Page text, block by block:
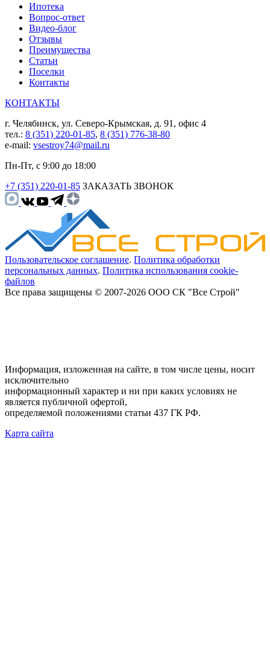
Ипотека
Вопрос-ответ
Видео-блог
Отзывы
Преимущества
Статьи
Поселки
Контакты
КОНТАКТЫ
г. Челябинск, ул. Северо-Крымская, д. 91, офис 4
тел.: 8 (351) 220-01-85, 8 (351) 776-38-80
e-mail: vsestroy74@mail.ru
Пн-Пт, с 9:00 до 18:00
+7 (351) 220-01-85 ЗАКАЗАТЬ ЗВОНОК
Пользовательское соглашение. Политика обработки
персональных данных. Политика использования cookie-
файлов
Все права защищены © 2007-2026 ООО СК "Все Строй"
Информация, изложенная на сайте, в том числе цены, носит
исключительно
информационный характер и ни при каких условиях не
является публичной офертой,
определяемой положениями статьи 437 ГК РФ.
Карта сайта